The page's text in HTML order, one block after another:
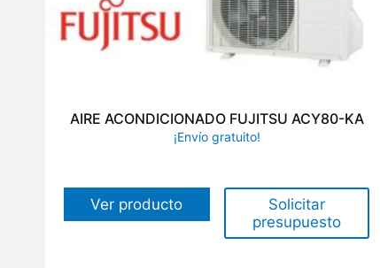
AIRE ACONDICIONADO FUJITSU ACY80-KA
¡Envío gratuito!
Ver producto
Solicitar
presupuesto